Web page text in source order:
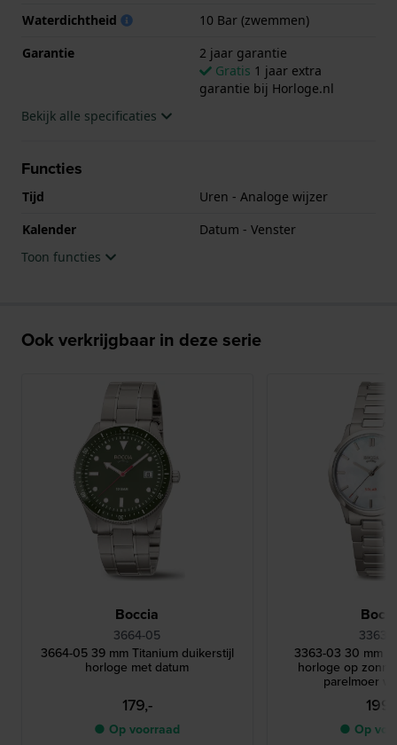
Waterdichtheid
10 Bar (zwemmen)
Garantie
2 jaar garantie
Gratis 1 jaar extra
garantie bij Horloge.nl
Bekijk alle specificaties
Functies
Tijd
Uren - Analoge wijzer
Kalender
Datum - Venster
Toon functies
Ook verkrijgbaar in deze serie
Boccia
3664-05
3664-05 39 mm Titanium duikerstijl
horloge met datum
179,-
● Op voorraad
3363-
3363-03 30 mm
horloge op
parelmoer
● Op